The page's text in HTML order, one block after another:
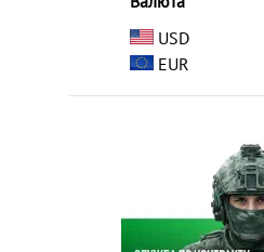
USD
EUR